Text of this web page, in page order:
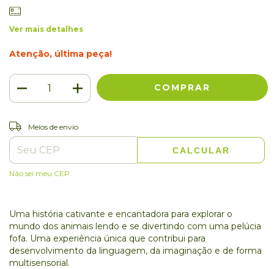
Ver mais detalhes
Atenção, última peça!
Entregas para o CEP:
Meios de envio
CALCULAR
Não sei meu CEP
Uma história cativante e encantadora para explorar o
mundo dos animais lendo e se divertindo com uma pelúcia
fofa. Uma experiência única que contribui para
desenvolvimento da linguagem, da imaginação e de forma
multisensorial.